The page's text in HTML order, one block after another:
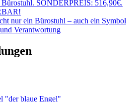
SONDERPREIS: 516,90€.
nur ein Bürostuhl – auch ein Symbol
Verantwortung
"der blaue Engel"